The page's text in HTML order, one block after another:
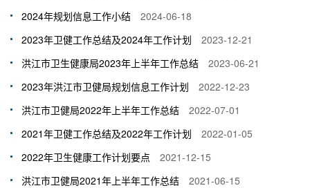
2024年规划信息工作小结
2024-06-18
2023年卫健工作总结及2024年工作计划
2023-12-21
洪江市卫生健康局2023年上半年工作总结
2023-06-21
2023年洪江市卫健局规划信息工作计划
2022-12-23
洪江市卫健局2022年上半年工作总结
2022-07-01
2021年卫健工作总结及2022年工作计划
2022-01-05
2022年卫生健康工作计划要点
2021-12-15
洪江市卫健局2021年上半年工作总结
2021-06-15